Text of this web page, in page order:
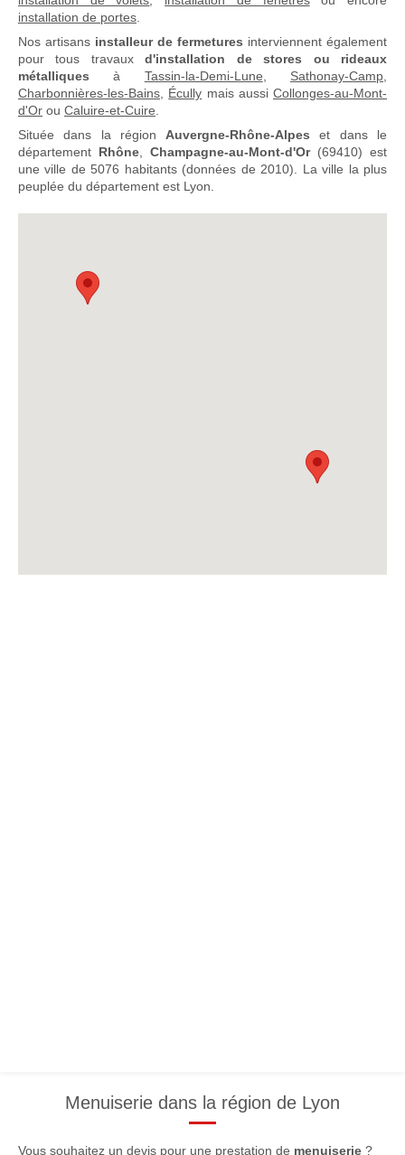
installation de portes
Nos artisans installeur de fermetures interviennent également
pour tous travauxd'installation de stores ou rideaux
métalliques à Tassin-la-Demi-Lune Sathonay-Camp
Charbonnières-les-Bains
Écully mais aussi Collonges-au-Mont-
d'Or ou Caluire-et-Cuire
Située dans la région Auvergne-Rhône-Alpes et dans le
département Rhône Champagne-au-Mont-d'Or(69410) est
une ville de 5076 habitants (données de 2010). La ville la plus
peuplée du département est Lyon.
Menuiserie dans la région de Lyon
Vous souhaitez un devis pour une prestation de menuiserie ?